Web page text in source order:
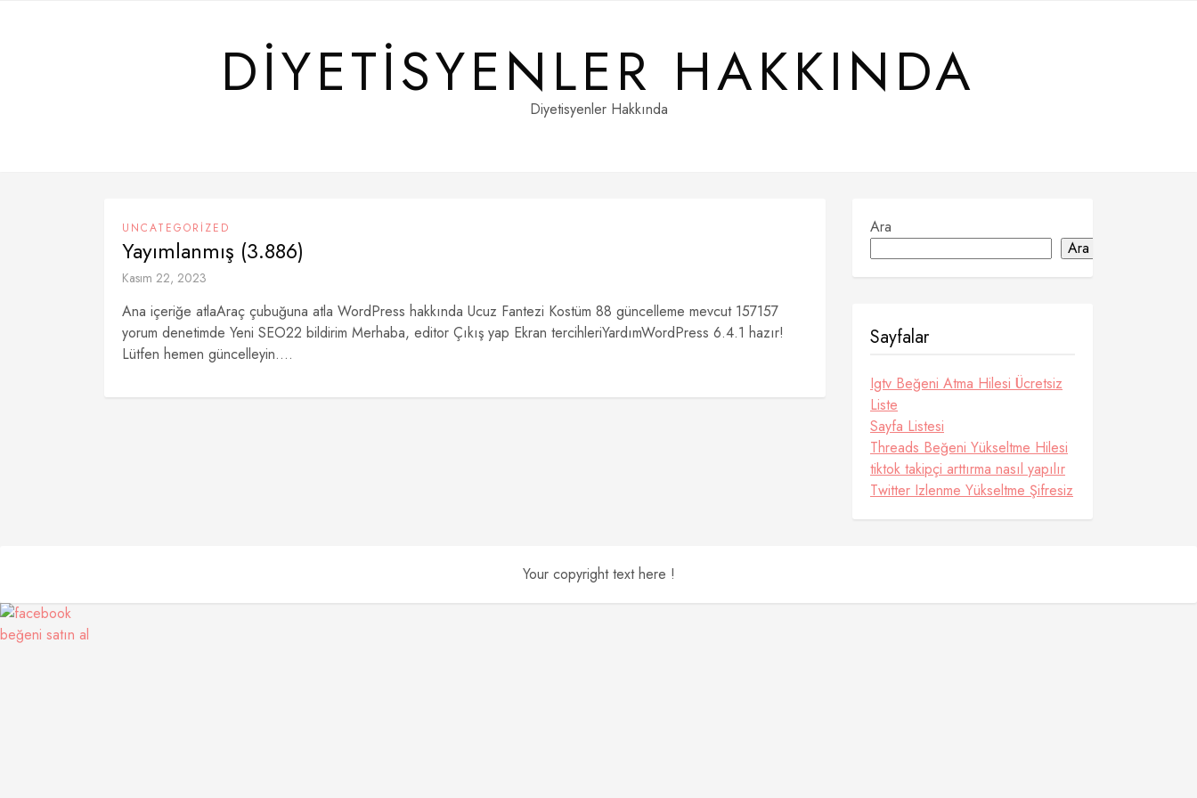
DIYETISYENLER HAKKINDA
Diyetisyenler Hakkında
UNCATEGORIZED
Yayımlanmış (3.886)
Kasım 22, 2023
Ana içeriğe atlaAraç çubuğuna atla WordPress hakkında Ucuz Fantezi Kostüm 88 güncelleme mevcut 157157
yorum denetimde Yeni SEO22 bildirim Merhaba, editor Çıkış yap Ekran tercihleriYardımWordPress 6.4.1 hazır!
Lütfen hemen güncelleyin....
Ara
Ara
Sayfalar
Igtv Beğeni Atma Hilesi Ücretsiz
Liste
Sayfa Listesi
Threads Beğeni Yükseltme Hilesi
tiktok takipçi arttırma nasıl yapılır
Twitter Izlenme Yükseltme Şifresiz
Your copyright text here !